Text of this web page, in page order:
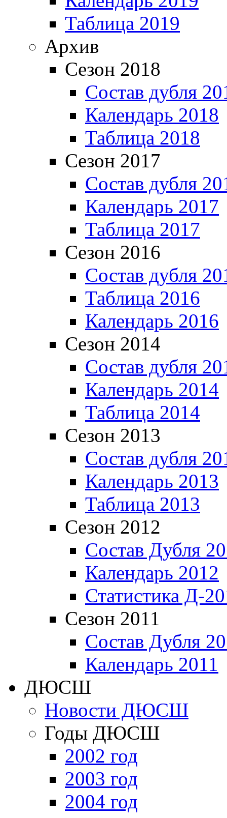
Таблица 2019
Архив
Сезон 2018
Состав дубля
Календарь 2018
Таблица 2018
Сезон 2017
Состав дубля
Календарь 2017
Таблица 2017
Сезон 2016
Состав дубля
Таблица 2016
Календарь 2016
Сезон 2014
Состав дубля
Календарь 2014
Таблица 2014
Сезон 2013
Состав дубля
Календарь 2013
Таблица 2013
Сезон 2012
Состав Дубля
Календарь 2012
Статистика Д-
Сезон 2011
Состав Дубля
Календарь 2011
ДЮСШ
Новости ДЮСШ
Годы ДЮСШ
2002 год
2003 год
2004 год